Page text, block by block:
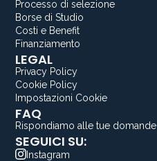
Processo di selezione
Borse di Studio
Costi e Benefit
Finanziamento
LEGAL
Privacy Policy
Cookie Policy
Impostazioni Cookie
FAQ
Rispondiamo alle tue domande
SEGUICI SU:
Instagram